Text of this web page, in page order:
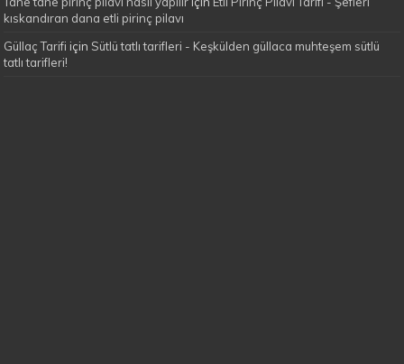
kıskandıran dana etli pirinç pilavı
Güllaç Tarifi için Sütlü tatlı tarifleri - Keşkülden güllaca muhteşem sütlü
tatlı tarifleri!